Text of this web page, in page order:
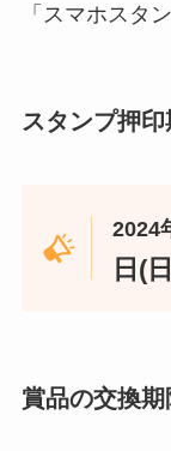
「スマホスタ
スタンプ押印
2024
日(
賞品の交換期